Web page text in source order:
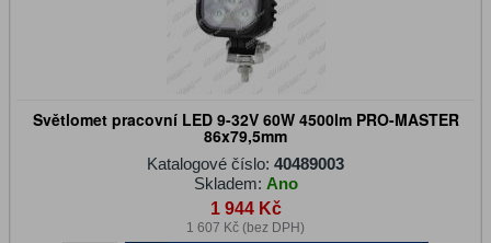
Světlomet pracovní LED 9-32V 60W 4500lm PRO-MASTER
86x79,5mm
Katalogové číslo: 40489003
Skladem: Ano
1 944 Kč
1 607 Kč (bez DPH)